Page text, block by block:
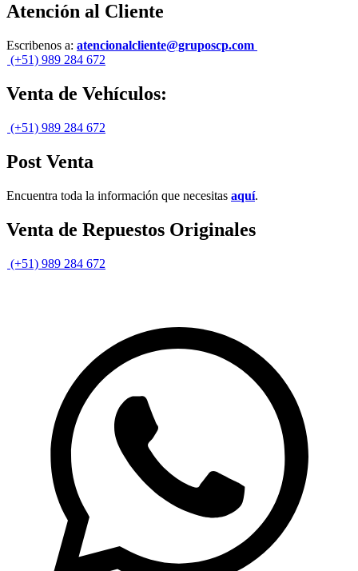
Atención al Cliente
Escribenos a: atencionalcliente@gruposcp.com
(+51) 989 284 672
Venta de Vehículos:
(+51) 989 284 672
Post Venta
Encuentra toda la información que necesitas aquí.
Venta de Repuestos Originales
(+51) 989 284 672